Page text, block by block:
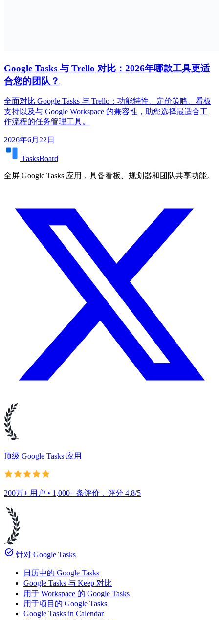
Google Tasks 与 Trello 对比：2026年哪款工具更适
合您的团队？
全面对比 Google Tasks 与 Trello：功能特性、定价策略、看板
支持以及与 Google Workspace 的兼容性，助您选择最适合工
作流程的任务管理工具。
2026年6月22日
TasksBoard
全屏 Google Tasks 应用，具备看板、规划器和团队共享功能。
顶级 Google Tasks 应用
200万+ 用户 • 1,000+ 条评价，评分 4.8/5
task_alt 针对 Google Tasks
日历中的 Google Tasks
Google Tasks 与 Keep 对比
用于 Workspace 的 Google Tasks
用于项目的 Google Tasks
Google Tasks in Calendar